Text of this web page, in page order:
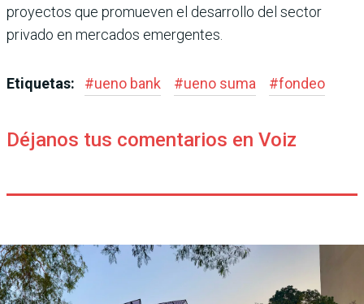
proyectos que promueven el desarrollo del sector
privado en mercados emergentes.
Etiquetas: #ueno bank #ueno suma #fondeo
Déjanos tus comentarios en Voiz